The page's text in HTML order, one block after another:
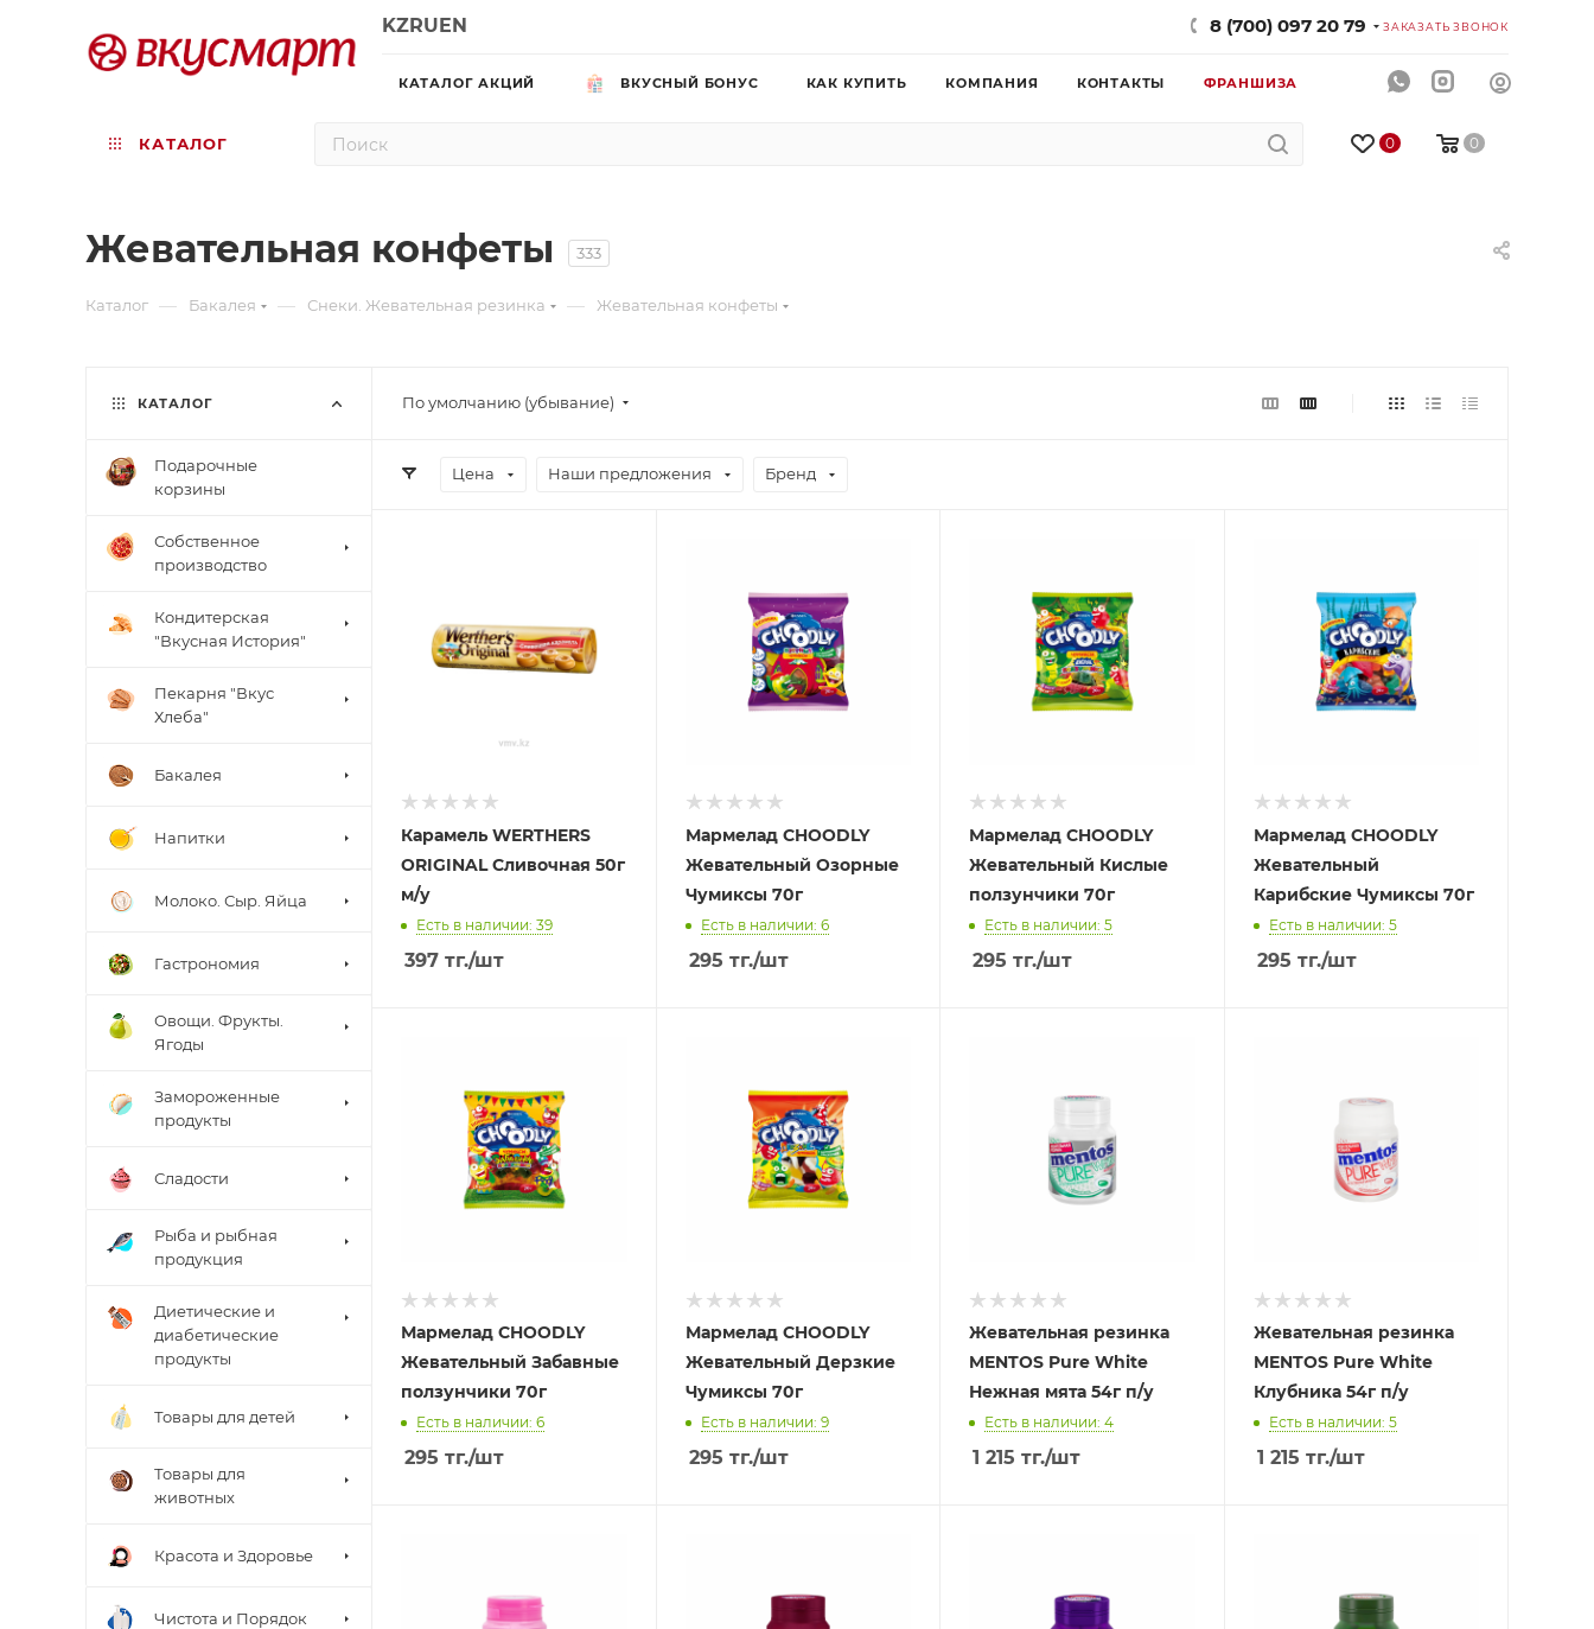
KZRUEN 8 (700) 097 20 79 ЗАКАЗАТЬ ЗВОНОК
КАТАЛОГ АКЦИЙ ВКУСНЫЙ БОНУС КАК КУПИТЬ КОМПАНИЯ КОНТАКТЫ ФРАНШИЗА
0 0
КАТАЛОГ
Жевательная конфеты 333
Каталог — Бакалея — Снеки. Жевательная резинка — Жевательная конфеты
По умолчанию (убывание)
Цена Наши предложения Бренд
Карамель WERTHERS
ORIGINAL Сливочная 50г
м/у
Есть в наличии: 39
397 тг./шт
Мармелад CHOODLY
Жевательный Озорные
Чумиксы 70г
Есть в наличии: 6
295 тг./шт
Мармелад CHOODLY
Жевательный Кислые
ползунчики 70г
Есть в наличии: 5
295 тг./шт
Мармелад CHOODLY
Жевательный
Карибские Чумиксы 70г
Есть в наличии: 5
295 тг./шт
Мармелад CHOODLY
Жевательный Забавные
ползунчики 70г
Есть в наличии: 6
295 тг./шт
Мармелад CHOODLY
Жевательный Дерзкие
Чумиксы 70г
Есть в наличии: 9
295 тг./шт
Жевательная резинка
MENTOS Pure White
Нежная мята 54г п/у
Есть в наличии: 4
1 215 тг./шт
Жевательная резинка
MENTOS Pure White
Клубника 54г п/у
Есть в наличии: 5
1 215 тг./шт
КАТАЛОГ
Подарочные
корзины
Собственное
производство
Кондитерская
"Вкусная История"
Пекарня "Вкус
Хлеба"
Бакалея
Напитки
Молоко. Сыр. Яйца
Гастрономия
Овощи. Фрукты.
Ягоды
Замороженные
продукты
Сладости
Рыба и рыбная
продукция
Диетические и
диабетические
продукты
Товары для детей
Товары для
животных
Красота и Здоровье
Чистота и Порядок